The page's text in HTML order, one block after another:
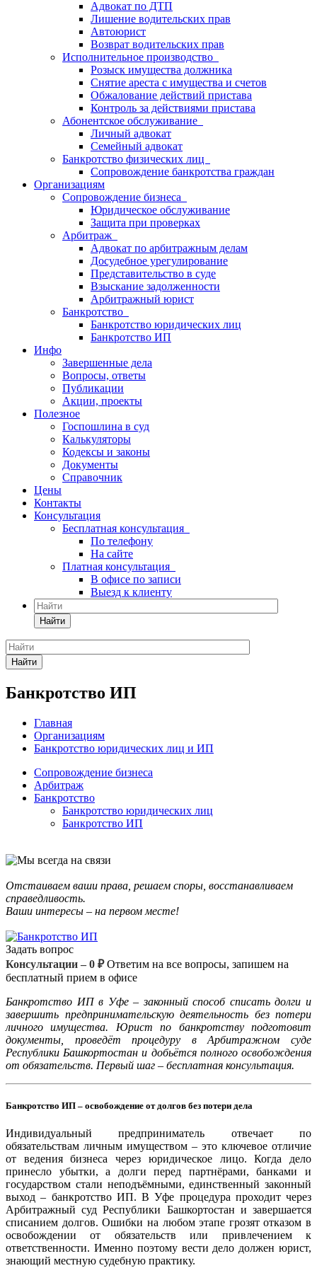
Адвокат по ДТП
Лишение водительских прав
Автоюрист
Возврат водительских прав
Исполнительное производство
Розыск имущества должника
Снятие ареста с имущества и счетов
Обжалование действий пристава
Контроль за действиями пристава
Абонентское обслуживание
Личный адвокат
Семейный адвокат
Банкротство физических лиц
Сопровождение банкротства граждан
Организациям
Сопровождение бизнеса
Юридическое обслуживание
Защита при проверках
Арбитраж
Адвокат по арбитражным делам
Досудебное урегулирование
Представительство в суде
Взыскание задолженности
Арбитражный юрист
Банкротство
Банкротство юридических лиц
Банкротство ИП
Инфо
Завершенные дела
Вопросы, ответы
Публикации
Акции, проекты
Полезное
Госпошлина в суд
Калькуляторы
Кодексы и законы
Документы
Справочник
Цены
Контакты
Консультация
Бесплатная консультация
По телефону
На сайте
Платная консультация
В офисе по записи
Выезд к клиенту
Найти
Найти
Банкротство ИП
Главная
Организациям
Банкротство юридических лиц и ИП
Сопровождение бизнеса
Арбитраж
Банкротство
Банкротство юридических лиц
Банкротство ИП
Отстаиваем ваши права, решаем споры, восстанавливаем
справедливость.
Ваши интересы – на первом месте!
Задать вопрос
Консультации – 0 ₽Ответим на все вопросы, запишем на
бесплатный прием в офисе
Банкротство ИП в Уфе – законный способ списать долги и
завершить предпринимательскую деятельность без потери
личного имущества. Юрист по банкротству подготовит
документы, проведёт процедуру в Арбитражном суде
Республики Башкортостан и добьётся полного освобождения
от обязательств. Первый шаг – бесплатная консультация.
Банкротство ИП – освобождение от долгов без потери дела
Индивидуальный предприниматель отвечает по
обязательствам личным имуществом – это ключевое отличие
от ведения бизнеса через юридическое лицо. Когда дело
принесло убытки, а долги перед партнёрами, банками и
государством стали неподъёмными, единственный законный
выход – банкротство ИП. В Уфе процедура проходит через
Арбитражный суд Республики Башкортостан и завершается
списанием долгов. Ошибки на любом этапе грозят отказом в
освобождении от обязательств или привлечением к
ответственности. Именно поэтому вести дело должен юрист,
знающий местную судебную практику.